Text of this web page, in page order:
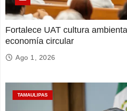
Fortalece UAT cultura
economía circular
Ago 1, 2026
TAMAULIPAS